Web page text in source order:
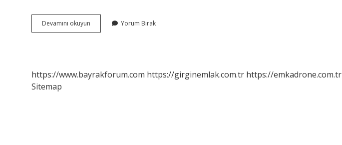
Devamını okuyun Hüseyin
Çetin
Yorum Bırak
https://www.bayrakforum.com https://girginemlak.com.tr https://emkadrone.com.tr
Sitemap